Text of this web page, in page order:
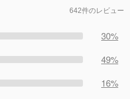
642件のレビュー
30%
49%
16%